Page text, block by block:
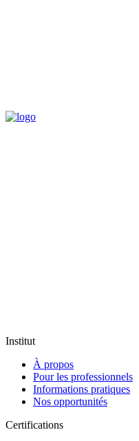
Institut
À propos
Pour les professionnels
Informations pratiques
Nos opportunités
Certifications